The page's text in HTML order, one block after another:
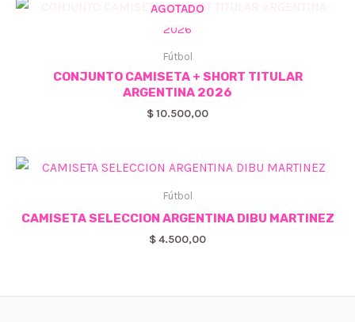
AGOTADO
Fútbol
CONJUNTO CAMISETA + SHORT TITULAR
ARGENTINA 2026
$10.500,00
Fútbol
CAMISETA SELECCION ARGENTINA DIBU MARTINEZ
$4.500,00